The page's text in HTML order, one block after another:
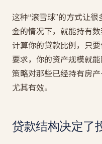
这种“滚雪球”的方式让
金的情况下，就能持有
计算你的贷款比例，只
要求，你的资产规模就
策略对那些已经持有房
尤其有效。
贷款结构决定了